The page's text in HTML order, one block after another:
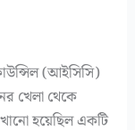
(আইসিসি)
খেলা থেকে
হয়েছিল একটি